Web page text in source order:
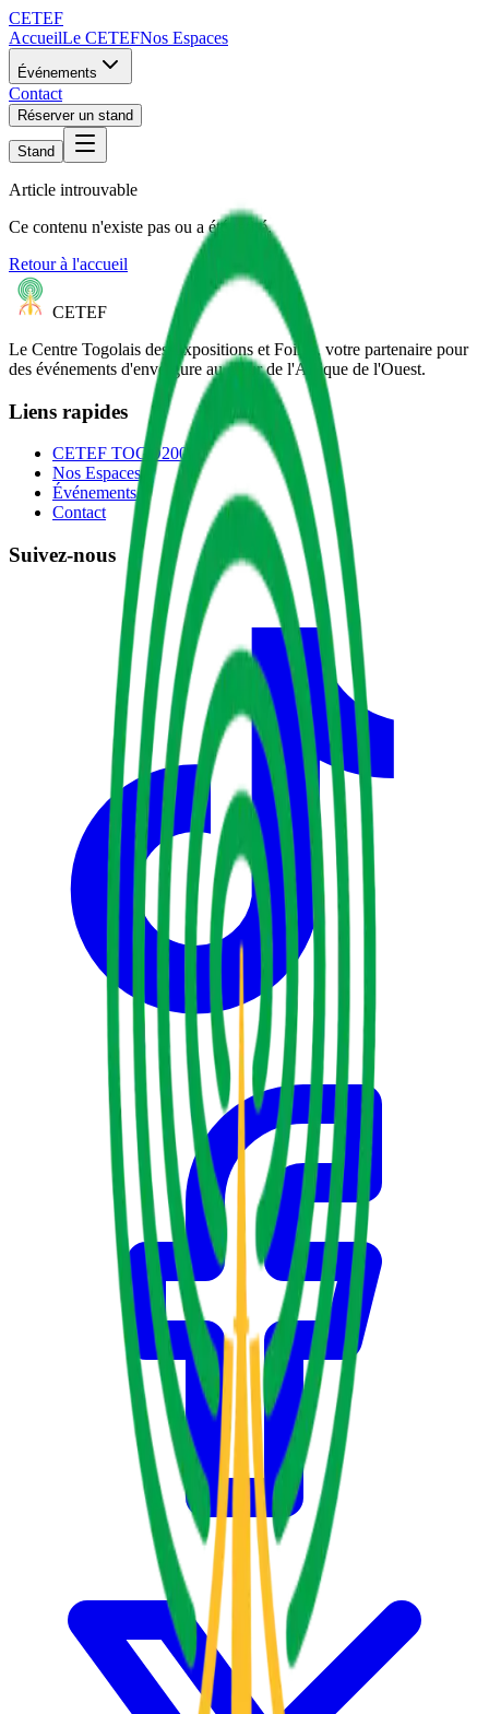
CETEF
AccueilLe CETEFNos Espaces
Événements
Contact
Réserver un stand
Stand
Article introuvable
Ce contenu n'existe pas ou a été retiré.
Retour à l'accueil
CETEF
Le Centre Togolais des Expositions et Foires, votre partenaire pour
des événements d'envergure au cœur de l'Afrique de l'Ouest.
Liens rapides
CETEF TOGO2000
Nos Espaces
Événements
Contact
Suivez-nous